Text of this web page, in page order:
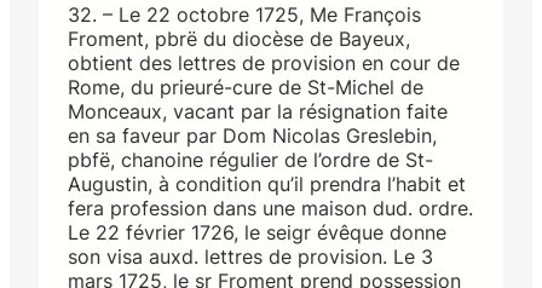
32. – Le 22 octobre 1725, Me François
Froment, pbrë du diocèse de Bayeux,
obtient des lettres de provision en cour de
Rome, du prieuré-cure de St-Michel de
Monceaux, vacant par la résignation faite
en sa faveur par Dom Nicolas Greslebin,
pbfë, chanoine régulier de l’ordre de St-
Augustin, à condition qu’il prendra l’habit et
fera profession dans une maison dud. ordre.
Le 22 février 1726, le seigr évêque donne
son visa auxd. lettres de provision. Le 3
mars 1725, le sr Froment prend possession